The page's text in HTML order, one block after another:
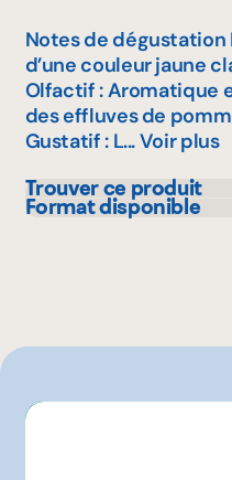
Notes de dégustation
d’une couleur jaune
Olfactif : Aromatique
des effluves de
Gustatif : L...Voir plus
Trouver ce produit
SAQ
Format disponible